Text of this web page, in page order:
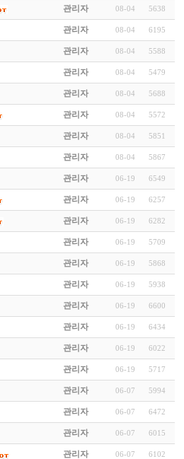
관리자 08-04 5638
관리자 08-04 6195
관리자 08-04 5588
관리자 08-04 5479
관리자 08-04 5688
관리자 08-04 5572
관리자 08-04 5851
관리자 08-04 5867
관리자 06-19 6549
관리자 06-19 6257
관리자 06-19 6282
관리자 06-19 5709
관리자 06-19 5868
관리자 06-19 5938
관리자 06-19 6600
관리자 06-19 6434
관리자 06-19 6022
관리자 06-19 5717
관리자 06-07 5994
관리자 06-07 6472
관리자 06-07 6015
관리자 06-07 6102